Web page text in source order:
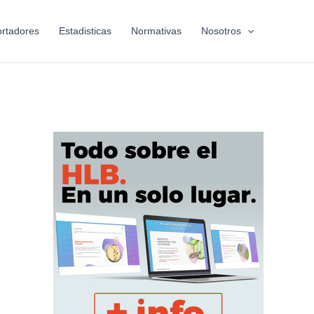
Estadisticas Normativas Nosotros